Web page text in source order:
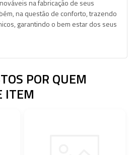
na fabricação de seus
na questão de conforto, trazendo
garantindo o bem estar dos seus
POR QUEM
ITEM